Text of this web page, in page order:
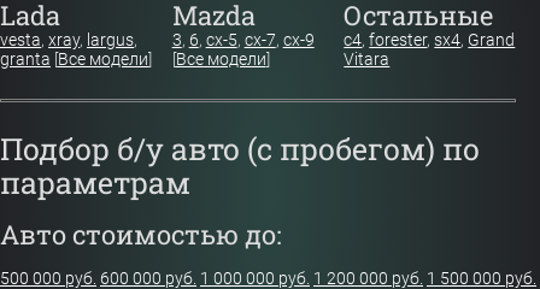
Lada
vesta, xray, largus,
granta [Все модели]
Mazda
3, 6, cx-5, cx-7, cx-9
[Все модели]
Остальные
c4,forester,sx4, Grand
Vitara
Подбор б/у авто (с пробегом) по
параметрам
Авто стоимостью до:
500 000 руб. 600 000 руб. 1 000 000 руб. 1 200 000 руб. 1 500 000 руб.